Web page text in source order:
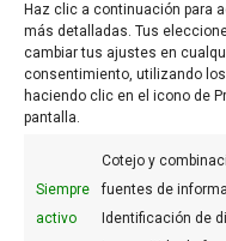
Haz clic a continuación para
más detalladas. Tus
cambiar tus ajustes en
consentimiento, utilizando
haciendo clic en el icono de
pantalla.
Siempre
activo
Cotejo y
fuentes de
Identificación de
Mini tartaletas neutras
40mm (280 u.)
62,70€